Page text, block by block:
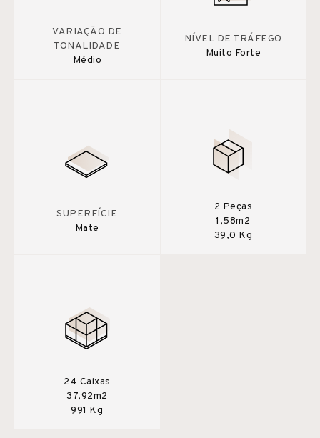
VARIAÇÃO DE
TONALIDADE
Médio
NÍVEL DE TRÁFEGO
Muito Forte
SUPERFÍCIE
Mate
2 Peças
1,58m2
39,0 Kg
24 Caixas
37,92m2
991 Kg